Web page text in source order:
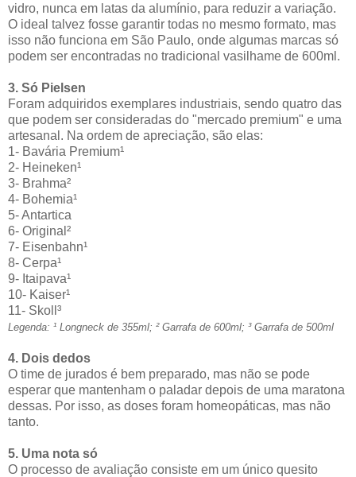
vidro, nunca em latas da alumínio, para reduzir a variação.
O ideal talvez fosse garantir todas no mesmo formato, mas
isso não funciona em São Paulo, onde algumas marcas só
podem ser encontradas no tradicional vasilhame de 600ml.
3. Só Pielsen
Foram adquiridos exemplares industriais, sendo quatro das
que podem ser consideradas do "mercado premium" e uma
artesanal. Na ordem de apreciação, são elas:
1- Bavária Premium¹
2- Heineken¹
3- Brahma²
4- Bohemia¹
5- Antartica
6- Original²
7- Eisenbahn¹
8- Cerpa¹
9- Itaipava¹
10- Kaiser¹
11- Skoll³
Legenda: ¹ Longneck de 355ml; ² Garrafa de 600ml; ³ Garrafa de 500ml
4. Dois dedos
O time de jurados é bem preparado, mas não se pode
esperar que mantenham o paladar depois de uma maratona
dessas. Por isso, as doses foram homeopáticas, mas não
tanto.
5. Uma nota só
O processo de avaliação consiste em um único quesito